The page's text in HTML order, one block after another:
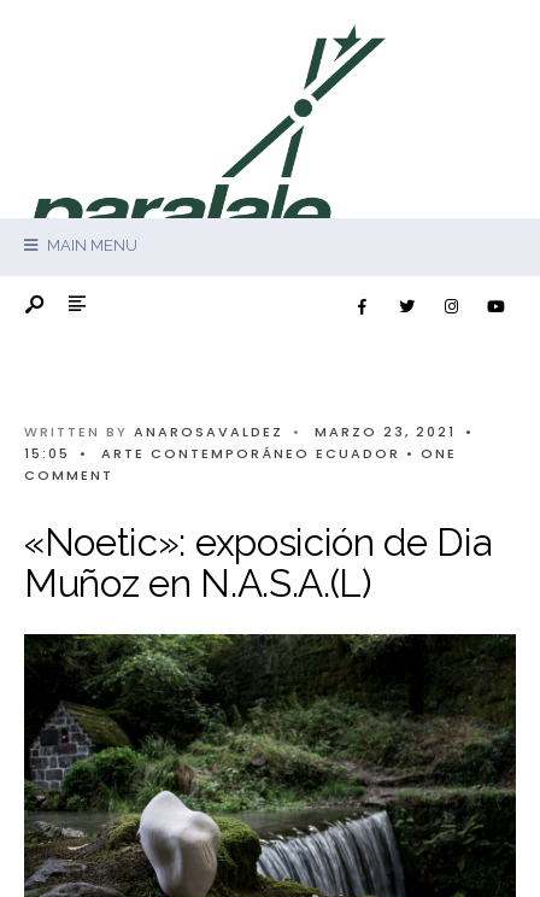
MAIN MENU
WRITTEN BY ANAROSAVALDEZ • MARZO 23, 2021
•
15:05
• ARTE CONTEMPORÁNEO ECUADOR • ONE
COMMENT
«Noetic»: exposición de Dia
Muñoz en N.A.S.A.(L)